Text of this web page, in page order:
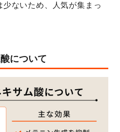
少ないため、人気が集まっ
について